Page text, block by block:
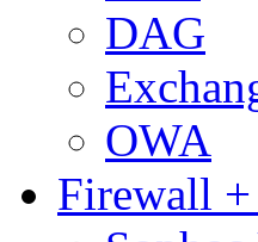
DAG
OWA
Firewall